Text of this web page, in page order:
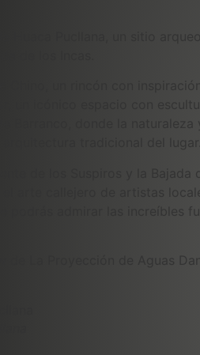
Huaca Pucllana, un sitio
de los Incas.
Chino, un rincón con
un icónico espacio con
Barranco, donde la
tradicional del lugar.
de los Suspiros y la
el arte callejero de artistas
podrás admirar las increíbles
de La Proyección de Aguas